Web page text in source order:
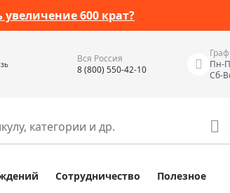
600 крат?
Вся Россия
8 (800) 550-42-10
Пн-
Сб-
Сотрудничество Полезное